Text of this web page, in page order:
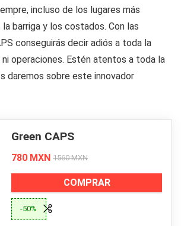
incluso de los lugares más
barriga y los costados. Con las
conseguirás decir adiós a toda la
operaciones. Estén atentos a toda la
daremos sobre este innovador
Green CAPS
780 MXN 1560 MXN
COMPRAR
-50%